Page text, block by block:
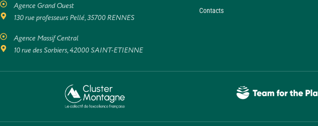
Agence Grand Ouest
130 rue professeurs Pellé, 35700 RENNES
Agence Massif Central
10 rue des Sorbiers, 42000 SAINT-ETIENNE
Contacts